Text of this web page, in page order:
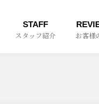
STAFF
スタッフ紹介 お客様